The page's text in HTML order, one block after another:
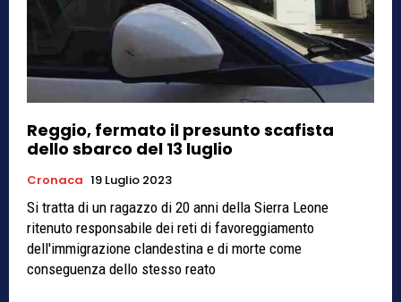
Reggio, fermato il presunto scafista
dello sbarco del 13 luglio
Cronaca 19 Luglio 2023
Si tratta di un ragazzo di 20 anni della Sierra Leone
ritenuto responsabile dei reti di favoreggiamento
dell'immigrazione clandestina e di morte come
conseguenza dello stesso reato